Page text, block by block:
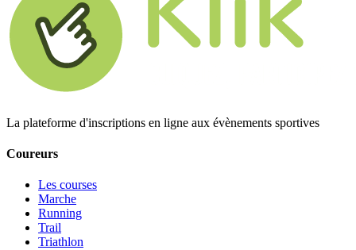
La plateforme d'inscriptions en ligne aux évènements sportives
Coureurs
Les courses
Marche
Running
Trail
Triathlon